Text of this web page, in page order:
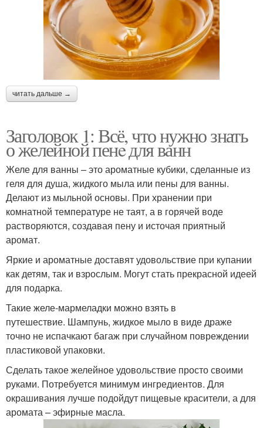
читать дальше →
Заголовок 1: Всё, что нужно знать
о желейной пенe для ванн
Желе для ванны – это ароматные кубики, сделанные из
геля для душа, жидкого мыла или пены для ванны.
Делают из мыльной основы. При хранении при
комнатной температуре не таят, а в горячей воде
растворяются, создавая пену и источая приятный
аромат.
Яркие и ароматные доставят удовольствие при купании
как детям, так и взрослым. Могут стать прекрасной идеей
для подарка.
Такие желе-мармеладки можно взять в
путешествие. Шампунь, жидкое мыло в виде драже
точно не испачкают багаж при случайном повреждении
пластиковой упаковки.
Сделать такое желейное удовольствие просто своими
руками. Потребуется минимум ингредиентов. Для
окрашивания лучше подойдут пищевые красители, а для
аромата – эфирные масла.